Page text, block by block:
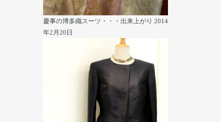
慶事の博多織スーツ・・・出来上がり 2014
年2月20日